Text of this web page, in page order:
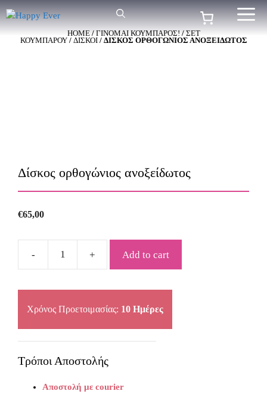
Μετάβαση
σε
περιεχόμενο
HOME/ΓΙΝΟΜΑΙ ΚΟΥΜΠΑΡΟΣ!/ΣΕΤ
ΚΟΥΜΠΑΡΟΥ/ ΔΙΣΚΟΙ/ ΔΊΣΚΟΣ ΟΡΘΟΓΏΝΙΟΣ ΑΝΟΞΕΊΔΩΤΟΣ
Δίσκος ορθογώνιος ανοξείδωτος
€65,00
Δίσκος
ανοξείδωτος
quantity
Add to cart
Χρόνος Προετοιμασίας: 10 Ημέρες
Τρόποι Αποστολής
Αποστολή με courier